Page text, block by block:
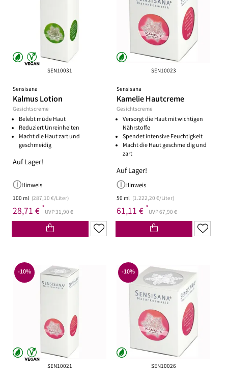
SEN10031
Sensisana
Kalmus Lotion
Gesichtscreme
Belebt müde Haut
Reduziert Unreinheiten
Macht die Haut zart und
geschmeidig
Auf Lager!
Hinweis
100 ml (287,10 €/Liter)
28,71 € *UVP 31,90 €
SEN10023
Sensisana
Kamelie Hautcreme
Gesichtscreme
Versorgt die Haut mit wichtigen
Nährstoffe
Spendet intensive Feuchtigkeit
Macht die Haut geschmeidig und
zart
Auf Lager!
Hinweis
50 ml (1.222,20 €/Liter)
61,11 € *UVP 67,90 €
SEN10021
-10%
SEN10026
-10%